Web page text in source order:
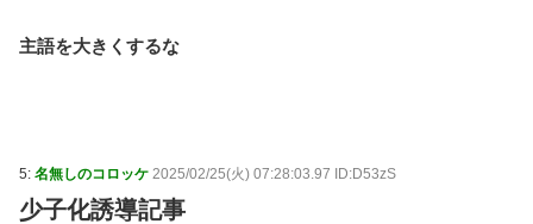
主語を大きくするな
5: 名無しのコロッケ 2025/02/25(火) 07:28:03.97 ID:D53zS
少子化誘導記事